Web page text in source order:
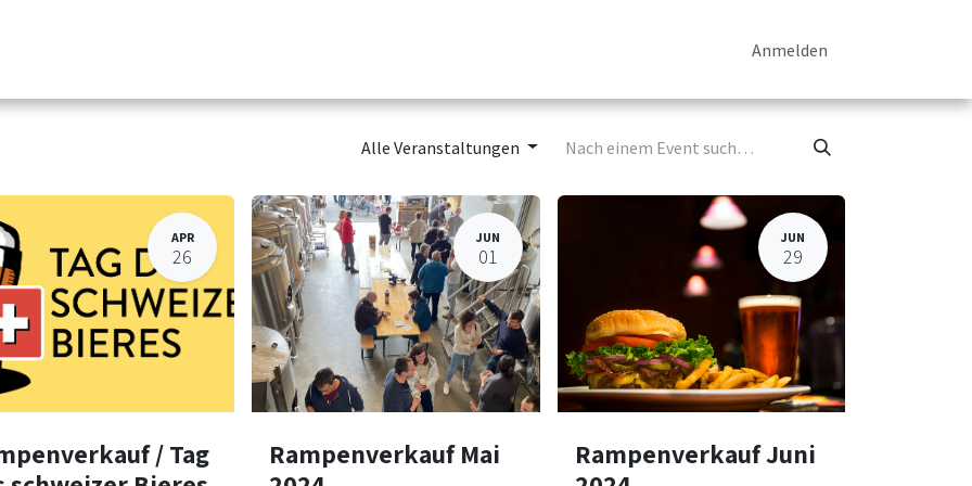
Anmelden
Alle Veranstaltungen
APR
26
/ Tag
JUN
01
Rampenverkauf Mai
JUN
29
Rampenverkauf Juni